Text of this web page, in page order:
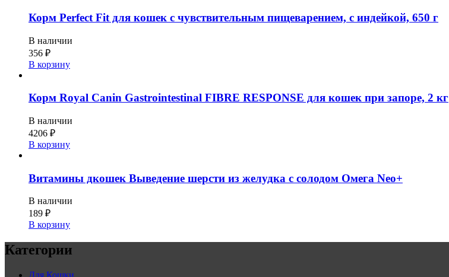
Корм Perfect Fit для кошек с чувствительным пищеварением, с индейкой, 650 г
В наличии
356 ₽
В корзину
Корм Royal Canin Gastrointestinal FIBRE RESPONSE для кошек при запоре, 2 кг
В наличии
4206 ₽
В корзину
Витамины дкошек Выведение шерсти из желудка с солодом Омега Neo+
В наличии
189 ₽
В корзину
Категории